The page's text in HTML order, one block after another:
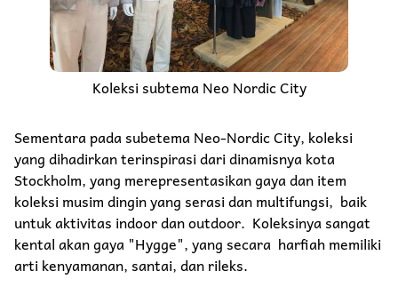
Koleksi subtema Neo Nordic City
Sementara pada subetema Neo-Nordic City, koleksi
yang dihadirkan terinspirasi dari dinamisnya kota
Stockholm, yang merepresentasikan gaya dan item
koleksi musim dingin yang serasi dan multifungsi, baik
untuk aktivitas indoor dan outdoor. Koleksinya sangat
kental akan gaya "Hygge", yang secara harfiah memiliki
arti kenyamanan, santai, dan rileks.